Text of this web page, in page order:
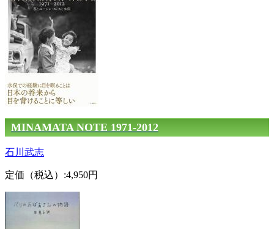
MINAMATA NOTE 1971-2012
石川武志
定価（税込）:4,950円